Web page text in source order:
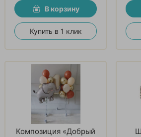
В корзину
Купить в 1 клик
Композиция «Добрый